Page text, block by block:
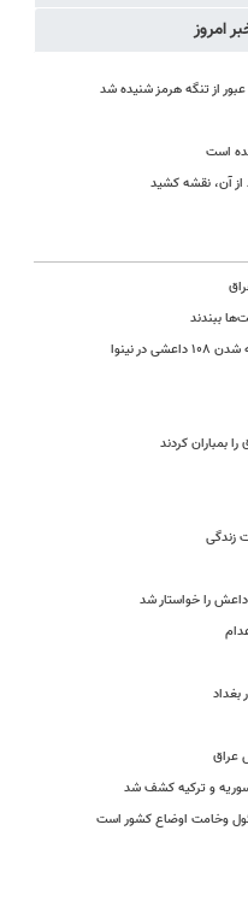
امروز
است
از آن، نقشه کشید
ببندند
نینوا
بمباران کردند
زندگی
داعش را خواستار شد
عراق
و ترکیه کشف شد
وخامت اوضاع کشور است